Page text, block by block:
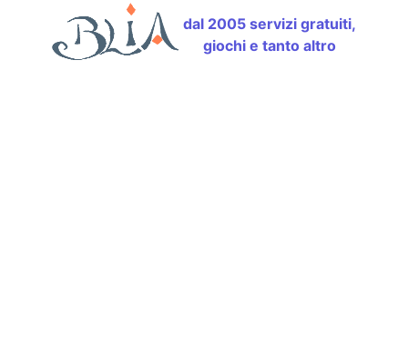
dal 2005 servizi gratuiti,
giochi e tanto altro